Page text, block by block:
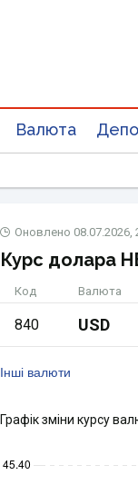
Валюта
Оновлено 08.07.2026,
Курс долара
Код Валюта
840 USD
Інші валюти
Графік зміни курсу